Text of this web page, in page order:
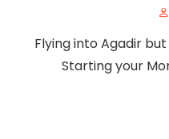
Flying into Agadir
Starting your